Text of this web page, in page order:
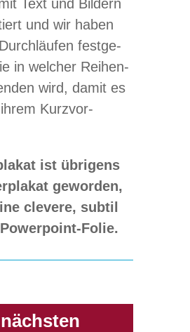
Text und Bil­dern
und wir haben
fest­ge­
in wel­cher Rei­hen­
wird, damit es
Kurz­vor­
ist übri­gens
gewor­den,
cle­vere, sub­til
Folie.